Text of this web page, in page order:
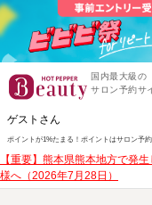
国内最大級の
サロン予約サ
ゲストさん
ポイントが1%たまる！ ポイントはサロン予
【重要】熊本県熊本地方で発
様へ（2026年7月28日）